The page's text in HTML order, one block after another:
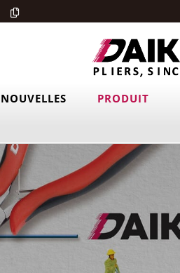
NOUVELLES PRODUIT